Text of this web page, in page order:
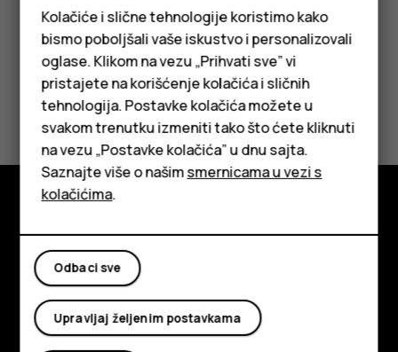
Pametni telefoni
Klasični telefoni
Tableti
Da li vam je ovo bilo korisno?
Da Ne
O kompaniji
Planet and people
Podrška
Kolačiće i slične tehnologije koristimo kako
bismo poboljšali vaše iskustvo i personalizovali
oglase. Klikom na vezu „Prihvati sve” vi
pristajete na korišćenje kolačića i sličnih
tehnologija. Postavke kolačića možete u
svakom trenutku izmeniti tako što ćete kliknuti
na vezu „Postavke kolačića” u dnu sajta.
Saznajte više o našimsmernicama u vezi s
kolačićima.
Odbaci sve
Upravljaj željenim postavkama